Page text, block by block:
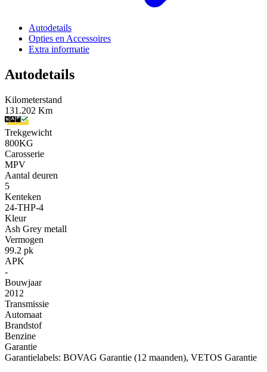
Autodetails
Opties en Accessoires
Extra informatie
Autodetails
Kilometerstand
131.202 Km
Trekgewicht
800KG
Carosserie
MPV
Aantal deuren
5
Kenteken
24-THP-4
Kleur
Ash Grey metall
Vermogen
99.2 pk
APK
-
Bouwjaar
2012
Transmissie
Automaat
Brandstof
Benzine
Garantie
Garantielabels: BOVAG Garantie (12 maanden), VETOS Garantie